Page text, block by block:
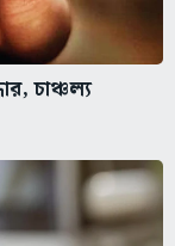
চাঞ্চল্য